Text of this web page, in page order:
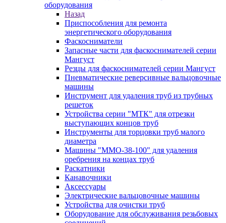
оборудования
Назад
Приспособления для ремонта
энергетического оборудования
Фаскосниматели
Запасные части для фаскоснимателей серии
Мангуст
Резцы для фаскоснимателей серии Мангуст
Пневматические реверсивные вальцовочные
машины
Инструмент для удаления труб из трубных
решеток
Устройства серии "МТК" для отрезки
выступающих концов труб
Инструменты для торцовки труб малого
диаметра
Машины "ММО-38-100" для удаления
оребрения на концах труб
Раскатники
Канавочники
Аксессуары
Электрические вальцовочные машины
Устройства для очистки труб
Оборудование для обслуживания резьбовых